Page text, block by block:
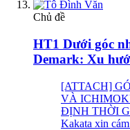
Chủ đề
HT1 Dưới góc
Demark: Xu
[ATTACH]
VÀ
ĐỊNH THỜI
Kakata xin